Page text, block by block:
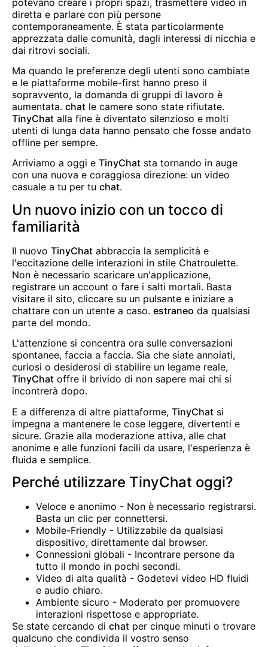
diretta e parlare con più persone
contemporaneamente. È stata particolarmente
apprezzata dalle comunità, dagli interessi di nicchia e
dai ritrovi sociali.
Ma quando le preferenze degli utenti sono cambiate
e le piattaforme mobile-first hanno preso il
sopravvento, la domanda di gruppi di lavoro è
aumentata. chat le camere sono state rifiutate.
TinyChat alla fine è diventato silenzioso e molti
utenti di lunga data hanno pensato che fosse andato
offline per sempre.
Arriviamo a oggi e TinyChat sta tornando in auge
con una nuova e coraggiosa direzione: un video
casuale a tu per tu chat.
Un nuovo inizio con un tocco di
familiarità
Il nuovo TinyChat abbraccia la semplicità e
l'eccitazione delle interazioni in stile Chatroulette.
Non è necessario scaricare un'applicazione,
registrare un account o fare i salti mortali. Basta
visitare il sito, cliccare su un pulsante e iniziare a
chattare con un utente a caso. estraneo da qualsiasi
parte del mondo.
L'attenzione si concentra ora sulle conversazioni
spontanee, faccia a faccia. Sia che siate annoiati,
curiosi o desiderosi di stabilire un legame reale,
TinyChat offre il brivido di non sapere mai chi si
incontrerà dopo.
E a differenza di altre piattaforme, TinyChat si
impegna a mantenere le cose leggere, divertenti e
sicure. Grazie alla moderazione attiva, alle chat
anonime e alle funzioni facili da usare, l'esperienza è
fluida e semplice.
Perché utilizzare TinyChat oggi?
Veloce e anonimo - Non è necessario registrarsi.
Basta un clic per connettersi.
Mobile-Friendly - Utilizzabile da qualsiasi
dispositivo, direttamente dal browser.
Connessioni globali - Incontrare persone da
tutto il mondo in pochi secondi.
Video di alta qualità - Godetevi video HD fluidi
e audio chiaro.
Ambiente sicuro - Moderato per promuovere
interazioni rispettose e appropriate.
Se state cercando di chat per cinque minuti o trovare
qualcuno che condivida il vostro senso